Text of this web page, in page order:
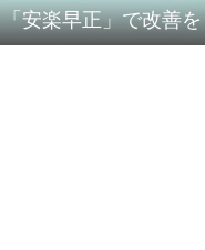
「安楽早正」で改善を